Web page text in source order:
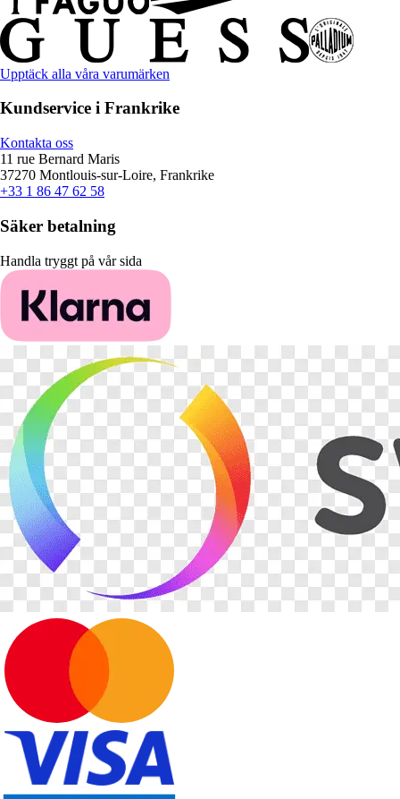
Upptäck alla våra varumärken
Kundservice i Frankrike
Kontakta oss
11 rue Bernard Maris
37270 Montlouis-sur-Loire, Frankrike
+33 1 86 47 62 58
Säker betalning
Handla tryggt på vår sida